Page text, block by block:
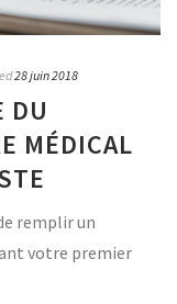
28 juin 2018
DU
MÉDICAL
remplir un
votre premier